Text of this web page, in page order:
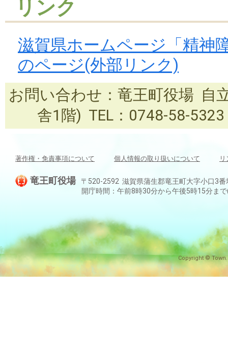
リンク
滋賀県ホームページ「精神
のページ(外部リンク)
お問い合わせ：竜王町役場 自
舎1階) TEL：0748-58-
著作権・免責事項について 個人情報の取り扱いについて
竜王町役場
〒520-2592 滋賀県蒲生郡竜王町大字小口3
開庁時間：午前8時30分から午後5時15分ま
Copyright ©